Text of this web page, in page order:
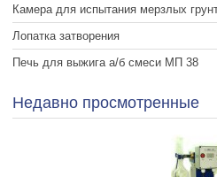
Камера для испытания мерзлых
Лопатка затворения
Печь для выжига а/б смеси МП 38
Недавно просмотренные